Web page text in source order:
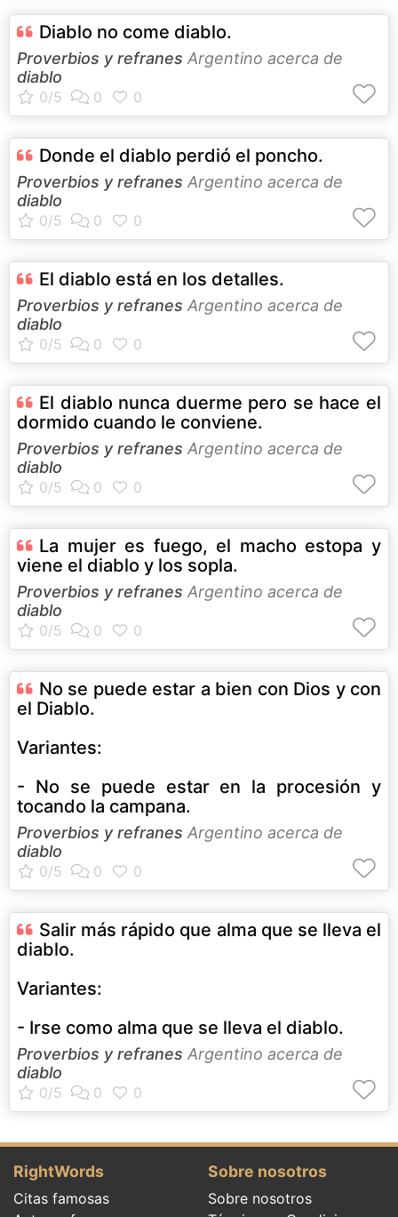
Diablo no come diablo.
Proverbios y refranes Argentino acerca de
diablo
Donde el diablo perdió el poncho.
Proverbios y refranes Argentino acerca de
diablo
El diablo está en los detalles.
Proverbios y refranes Argentino acerca de
diablo
El diablo nunca duerme pero se hace el
dormido cuando le conviene.
Proverbios y refranes Argentino acerca de
diablo
La mujer es fuego, el macho estopa y
viene el diablo y los sopla.
Proverbios y refranes Argentino acerca de
diablo
No se puede estar a bien con Dios y con
el Diablo.
Variantes:
- No se puede estar en la procesión y
tocando la campana.
Proverbios y refranes Argentino acerca de
diablo
Salir más rápido que alma que se lleva el
diablo.
Variantes:
- Irse como alma que se lleva el diablo.
Proverbios y refranes Argentino acerca de
diablo
RightWords
Citas famosas
Sobre nosotros
Sobre nosotros